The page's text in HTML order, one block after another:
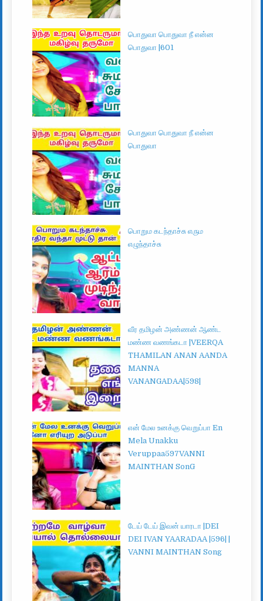
பொதுவா பொதுவா நீ என்ன
பொதுவா |601
பொதுவா பொதுவா நீ என்ன
பொதுவா
பொறும கடந்தாச்சு எரும
எழுந்தாச்சு
வீர தமிழன் அண்ணன் ஆண்ட
மண்ண வணங்கடா |VEERQA
THAMILAN ANAN AANDA
MANNA
VANANGADAA|598|
என் மேல உனக்கு வெறுப்பா En
Mela Unakku
Veruppaa597VANNI
MAINTHAN SonG
டேய் டேய் இவன் யாரடா |DEI
DEI IVAN YAARADAA |596| |
VANNI MAINTHAN Song